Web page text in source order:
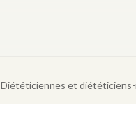
Diététiciennes et